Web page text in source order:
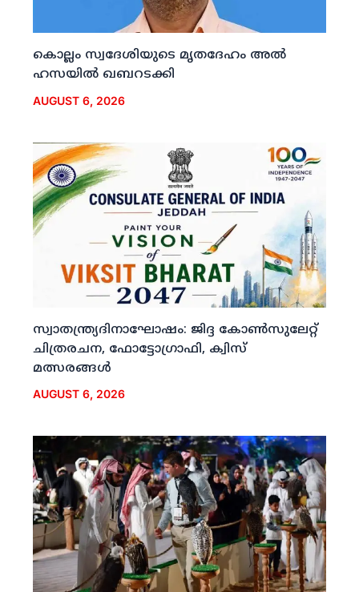
കൊല്ലം സ്വദേശിയുടെ മൃതദേഹം അല്‍
ഹസയില്‍ ഖബറടക്കി
AUGUST 6, 2026
സ്വാതന്ത്ര്യദിനാഘോഷം: ജിദ്ദ കോണ്‍സുലേറ്റ്
ചിത്രരചന, ഫോട്ടോഗ്രാഫി, ക്വിസ്
മത്സരങ്ങള്‍
AUGUST 6, 2026